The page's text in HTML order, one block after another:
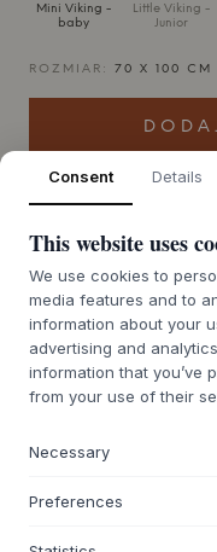
Mini Viking -
baby
Little Viking -
Junior
ROZMIAR: 70 X 100 CM
Czas dostawy 7-12
O TYM PRODUKCIE
Kołdra Viking All-
przygód lekka kołdra
komfortem przez całą
miękkiego
certyfikatów, aby
zasługuje na to, co
Consent Details
This website uses
We use cookies to
media features and to
information about your
advertising and
information that you’ve
from your use of their
Necessary
Preferences